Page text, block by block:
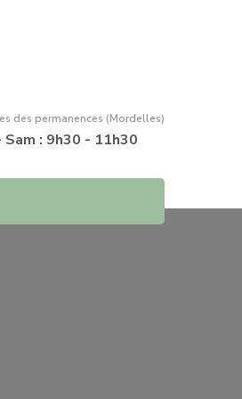
des permanences (Mordelles)
Sam : 9h30 - 11h30